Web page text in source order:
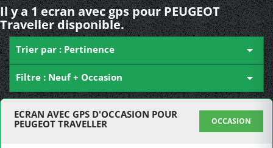
Il y a 1 ecran avec gps pour PEUGEOT
Traveller disponible.
Trier par : Pertinence 
Filtre : Neuf + Occasion 
ECRAN AVEC GPS D'OCCASION POUR
PEUGEOT TRAVELLER
OCCASION